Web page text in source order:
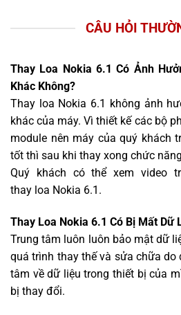
CÂU HỎI
Thay Loa Nokia 6.1 Có Ảnh
Khác Không?
Thay loa Nokia 6.1 không ảnh
khác của máy. Vì thiết kế các bộ
module nên máy của quý khách
tốt thì sau khi thay xong chức
Quý khách có thể xem video
thay loa Nokia 6.1.
Thay Loa Nokia 6.1 Có Bị Mất Dữ
Trung tâm luôn luôn bảo mật dữ
quá trình thay thế và sửa chữa do
tâm về dữ liệu trong thiết bị của
bị thay đổi.